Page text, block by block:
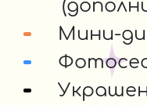
Мини-